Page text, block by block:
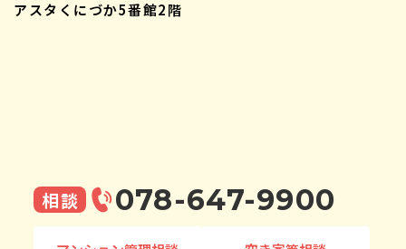
アスタくにづか5番館2階
相談 078-647-9900